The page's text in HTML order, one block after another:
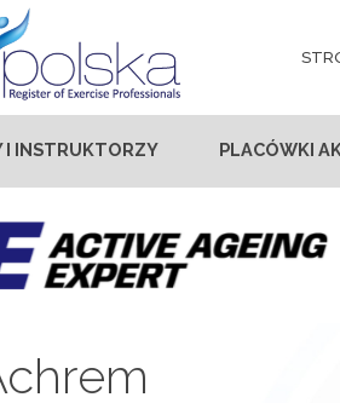
I INSTRUKTORZY PLACÓWKI